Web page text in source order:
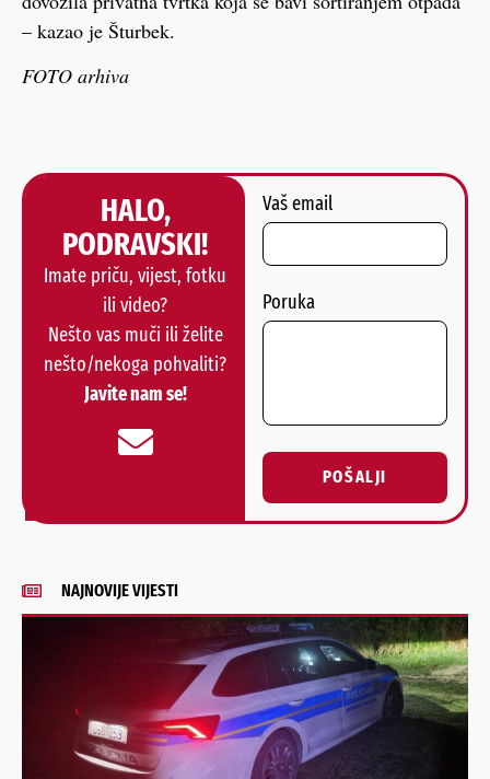
– kazao je Šturbek.
FOTO arhiva
HALO,
PODRAVSKI!
Imate priču, vijest, fotku
ili video?
Nešto vas muči ili želite
nešto/nekoga pohvaliti?
Javite nam se!
Vaš email
Poruka
POŠALJI
Alternative:
NAJNOVIJE VIJESTI